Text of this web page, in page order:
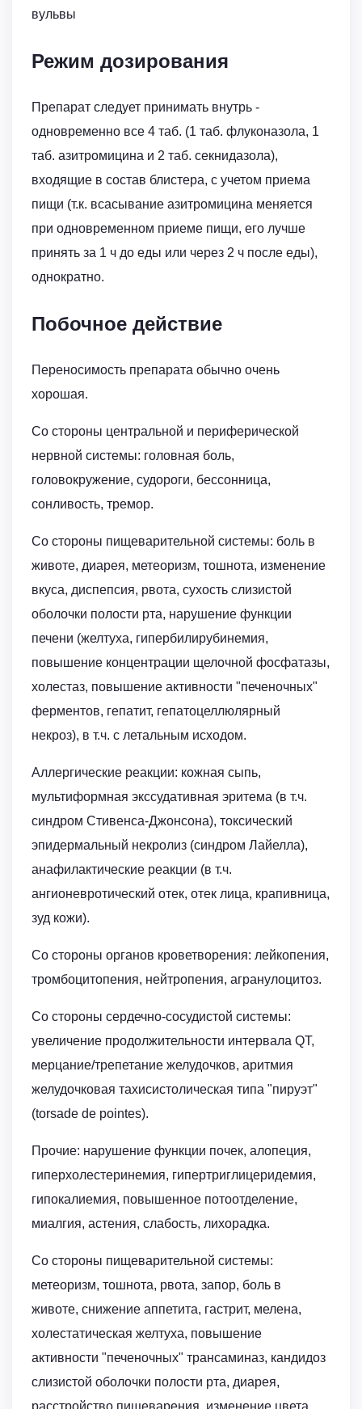
вульвы
Режим дозирования
Препарат следует принимать внутрь -
одновременно все 4 таб. (1 таб. флуконазола, 1
таб. азитромицина и 2 таб. секнидазола),
входящие в состав блистера, с учетом приема
пищи (т.к. всасывание азитромицина меняется
при одновременном приеме пищи, его лучше
принять за 1 ч до еды или через 2 ч после еды),
однократно.
Побочное действие
Переносимость препарата обычно очень
хорошая.
Со стороны центральной и периферической
нервной системы: головная боль,
головокружение, судороги, бессонница,
сонливость, тремор.
Со стороны пищеварительной системы: боль в
животе, диарея, метеоризм, тошнота, изменение
вкуса, диспепсия, рвота, сухость слизистой
оболочки полости рта, нарушение функции
печени (желтуха, гипербилирубинемия,
повышение концентрации щелочной фосфатазы,
холестаз, повышение активности "печеночных"
ферментов, гепатит, гепатоцеллюлярный
некроз), в т.ч. с летальным исходом.
Аллергические реакции: кожная сыпь,
мультиформная экссудативная эритема (в т.ч.
синдром Стивенса-Джонсона), токсический
эпидермальный некролиз (синдром Лайелла),
анафилактические реакции (в т.ч.
ангионевротический отек, отек лица, крапивница,
зуд кожи).
Со стороны органов кроветворения: лейкопения,
тромбоцитопения, нейтропения, агранулоцитоз.
Со стороны сердечно-сосудистой системы:
увеличение продолжительности интервала QT,
мерцание/трепетание желудочков, аритмия
желудочковая тахисистолическая типа "пируэт"
(torsade de pointes).
Прочие: нарушение функции почек, алопеция,
гиперхолестеринемия, гипертриглицеридемия,
гипокалиемия, повышенное потоотделение,
миалгия, астения, слабость, лихорадка.
Со стороны пищеварительной системы:
метеоризм, тошнота, рвота, запор, боль в
животе, снижение аппетита, гастрит, мелена,
холестатическая желтуха, повышение
активности "печеночных" трансаминаз, кандидоз
слизистой оболочки полости рта, диарея,
расстройство пищеварения, изменение цвета